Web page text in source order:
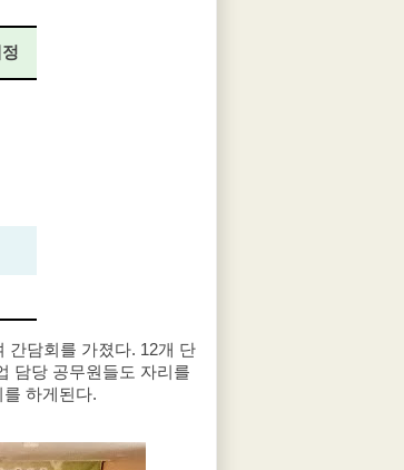
간담회를 가졌다. 12개 단
담당 공무원들도 자리를
하게된다.